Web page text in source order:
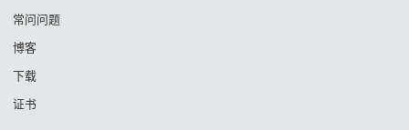
常问问题
博客
下载
证书